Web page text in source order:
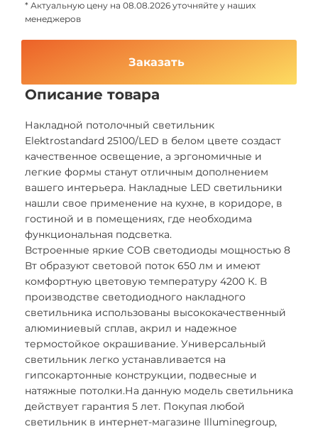
* Актуальную цену на 08.08.2026 уточняйте у наших
менеджеров
Заказать
Описание товара
Накладной потолочный светильник
Elektrostandard 25100/LED в белом цвете создаст
качественное освещение, а эргономичные и
легкие формы станут отличным дополнением
вашего интерьера. Накладные LED светильники
нашли свое применение на кухне, в коридоре, в
гостиной и в помещениях, где необходима
функциональная подсветка.
Встроенные яркие COB светодиоды мощностью 8
Вт образуют световой поток 650 лм и имеют
комфортную цветовую температуру 4200 К. В
производстве светодиодного накладного
светильника использованы высококачественный
алюминиевый сплав, акрил и надежное
термостойкое окрашивание. Универсальный
светильник легко устанавливается на
гипсокартонные конструкции, подвесные и
натяжные потолки.На данную модель светильника
действует гарантия 5 лет. Покупая любой
светильник в интернет-магазине Illuminegroup,